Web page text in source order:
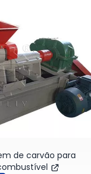
de carvão para